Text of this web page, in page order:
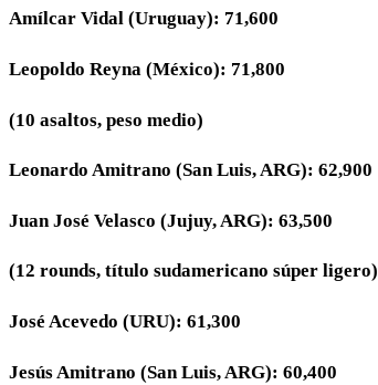
Amílcar Vidal (Uruguay): 71,600
Leopoldo Reyna (México): 71,800
(10 asaltos, peso medio)
Leonardo Amitrano (San Luis, ARG): 62,900
Juan José Velasco (Jujuy, ARG): 63,500
(12 rounds, título sudamericano súper ligero)
José Acevedo (URU): 61,300
Jesús Amitrano (San Luis, ARG): 60,400